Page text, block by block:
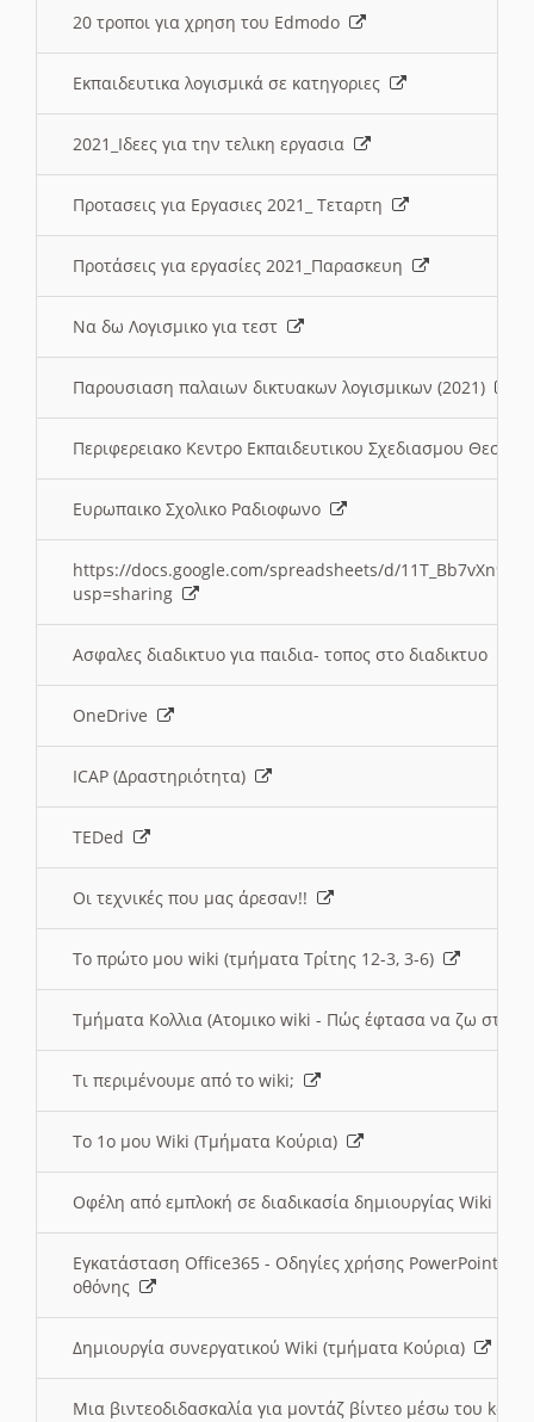
20 τροποι για χρηση του Edmodo
Εκπαιδευτικα λογισμικά σε κατηγοριες
2021_Ιδεες για την τελικη εργασια
Προτασεις για Εργασιες 2021_ Τεταρτη
Προτάσεις για εργασίες 2021_Παρασκευη
Να δω Λογισμικο για τεστ
Παρουσιαση παλαιων δικτυακων λογισμικων (2021)
Περιφερειακο Κεντρο Εκπαιδευτικου Σχεδιασμου
Ευρωπαικο Σχολικο Ραδιοφωνο
https://docs.google.com/spreadsheets/d/
usp=sharing
Ασφαλες διαδικτυο για παιδια- τοπος στο διαδικτυο
OneDrive
ICAP (Δραστηριότητα)
TEDed
Οι τεχνικές που μας άρεσαν!!
Το πρώτο μου wiki (τμήματα Τρίτης 12-3, 3-6)
Τμήματα Κολλια (Ατομικο wiki - Πώς έφτασα να ζω στην
Τι περιμένουμε από το wiki;
Το 1ο μου Wiki (Τμήματα Κούρια)
Οφέλη από εμπλοκή σε διαδικασία δημιουργίας Wiki
Εγκατάσταση Office365 - Οδηγίες χρήσης PowerPoint
οθόνης
Δημιουργία συνεργατικού Wiki (τμήματα Κούρια)
Μια βιντεοδιδασκαλία για μοντάζ βίντεο μέσω του